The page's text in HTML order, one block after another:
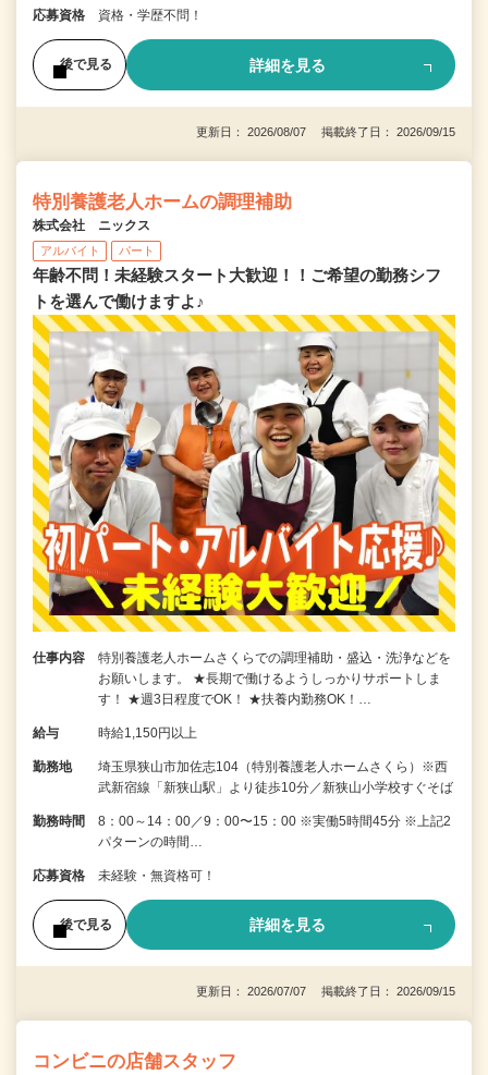
応募資格 資格・学歴不問！
後で見る 詳細を見る
更新日： 2026/08/07 掲載終了日： 2026/09/15
特別養護老人ホームの調理補助
株式会社 ニックス
アルバイト パート
年齢不問！未経験スタート大歓迎！！ご希望の勤務シフ
トを選んで働けますよ♪
仕事内容
特別養護老人ホームさくらでの調理補助・盛込・洗浄などを
お願いします。 ★長期で働けるようしっかりサポートしま
す！ ★週3日程度でOK！ ★扶養内勤務OK！…
給与 時給1,150円以上
勤務地
埼玉県狭山市加佐志104（特別養護老人ホームさくら）※西
武新宿線「新狭山駅」より徒歩10分／新狭山小学校すぐそば
勤務時間
8：00～14：00／9：00〜15：00 ※実働5時間45分 ※上記2
パターンの時間…
応募資格 未経験・無資格可！
後で見る 詳細を見る
更新日： 2026/07/07 掲載終了日： 2026/09/15
コンビニの店舗スタッフ